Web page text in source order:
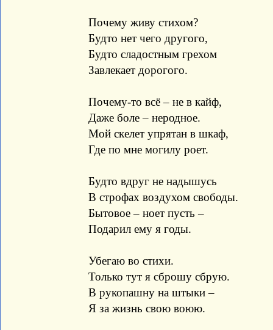
Почему живу стихом?
Будто нет чего другого,
Будто сладостным грехом
Завлекает дорогого.
Почему-то всё – не в кайф,
Даже боле – неродное.
Мой скелет упрятан в шкаф,
Где по мне могилу роет.
Будто вдруг не надышусь
В строфах воздухом свободы.
Бытовое – ноет пусть –
Подарил ему я годы.
Убегаю во стихи.
Только тут я сброшу сбрую.
В рукопашну на штыки –
Я за жизнь свою воюю.